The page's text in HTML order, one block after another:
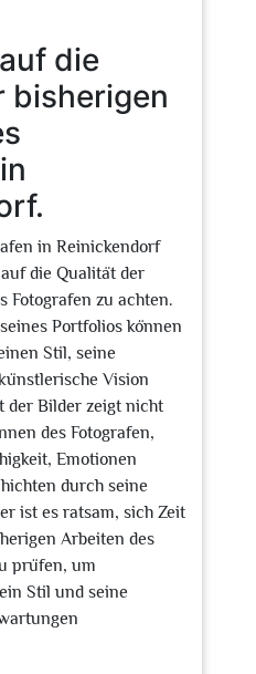
die
bisherigen
in Reinickendorf
die Qualität der
Fotografen zu achten.
Portfolios können
Stil, seine
Vision
der Bilder zeigt nicht
des Fotografen,
Emotionen
durch seine
ist es ratsam, sich Zeit
Arbeiten des
prüfen, um
Stil und seine